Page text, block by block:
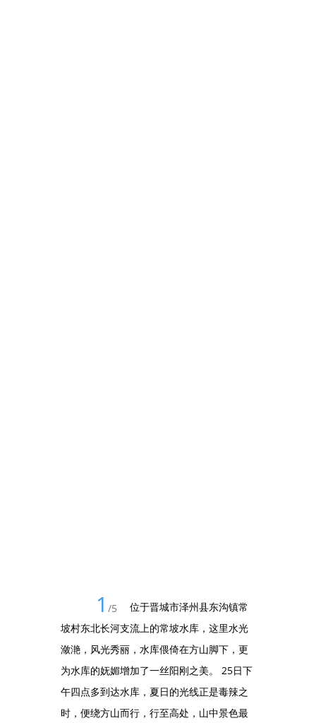
1 /5
位于晋城市泽州县东沟镇常
坡村东北长河支流上的常坡水库，这里水光
潋滟，风光秀丽，水库偎倚在方山脚下，更
为水库的妩媚增加了一丝阳刚之美。 25日下
午四点多到达水库，夏日的光线正是毒辣之
时，便绕方山而行，行至高处，山中景色最